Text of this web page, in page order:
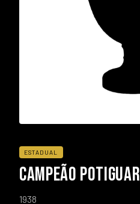
ESTADUAL
CAMPEÃO POTIGUAR
1938